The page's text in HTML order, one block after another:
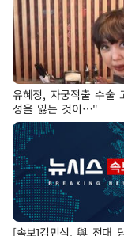
유혜정, 자궁적출 수술
성을 잃는 것이…"
[속보]김민석, 與 전대